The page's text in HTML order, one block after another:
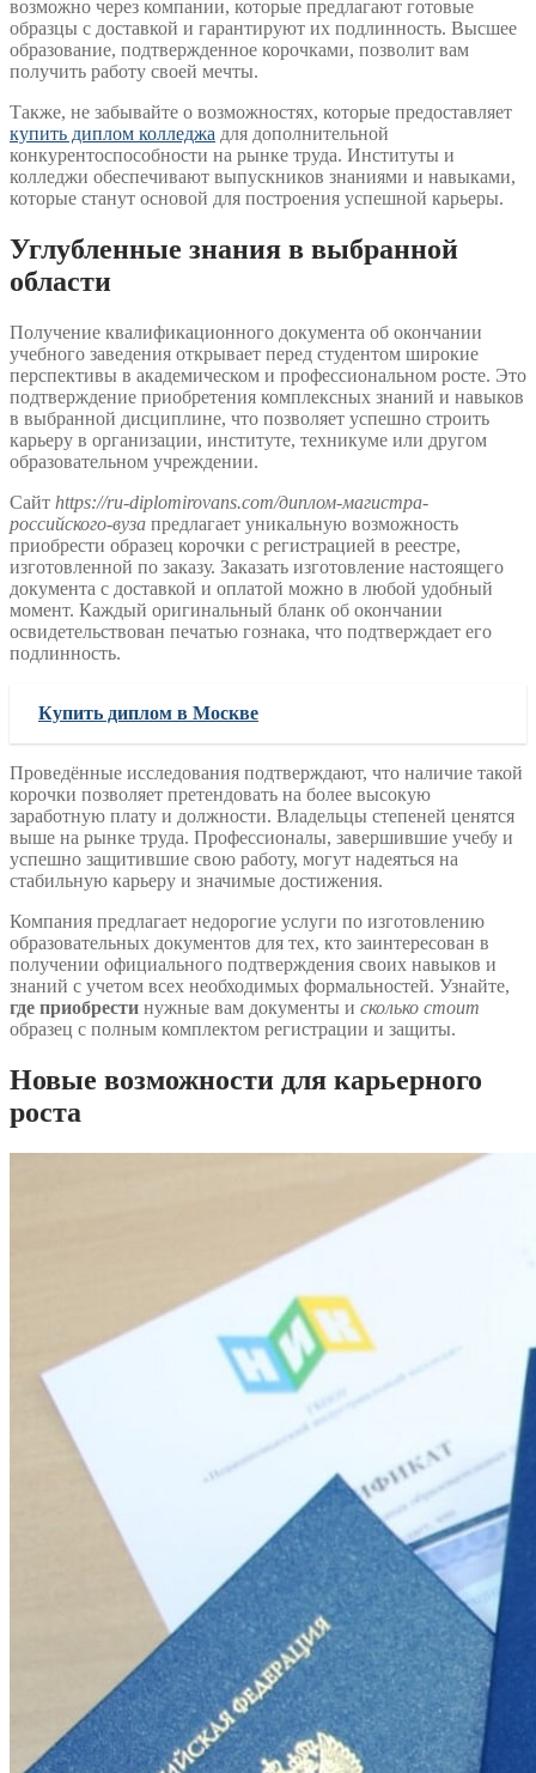
возможно через компании, которые предлагают готовые
образцы с доставкой и гарантируют их подлинность. Высшее
образование, подтвержденное корочками, позволит вам
получить работу своей мечты.
Также, не забывайте о возможностях, которые предоставляет
купить диплом колледжа для дополнительной
конкурентоспособности на рынке труда. Институты и
колледжи обеспечивают выпускников знаниями и навыками,
которые станут основой для построения успешной карьеры.
Углубленные знания в выбранной
области
Получение квалификационного документа об окончании
учебного заведения открывает перед студентом широкие
перспективы в академическом и профессиональном росте. Это
подтверждение приобретения комплексных знаний и навыков
в выбранной дисциплине, что позволяет успешно строить
карьеру в организации, институте, техникуме или другом
образовательном учреждении.
Сайт https://ru-diplomirovans.com/диплом-магистра-
российского-вуза предлагает уникальную возможность
приобрести образец корочки с регистрацией в реестре,
изготовленной по заказу. Заказать изготовление настоящего
документа с доставкой и оплатой можно в любой удобный
момент. Каждый оригинальный бланк об окончании
освидетельствован печатью гознака, что подтверждает его
подлинность.
Купить диплом в Москве
Проведённые исследования подтверждают, что наличие такой
корочки позволяет претендовать на более высокую
заработную плату и должности. Владельцы степеней ценятся
выше на рынке труда. Профессионалы, завершившие учебу и
успешно защитившие свою работу, могут надеяться на
стабильную карьеру и значимые достижения.
Компания предлагает недорогие услуги по изготовлению
образовательных документов для тех, кто заинтересован в
получении официального подтверждения своих навыков и
знаний с учетом всех необходимых формальностей. Узнайте,
где приобрести нужные вам документы и сколько стоит
образец с полным комплектом регистрации и защиты.
Новые возможности для карьерного
роста